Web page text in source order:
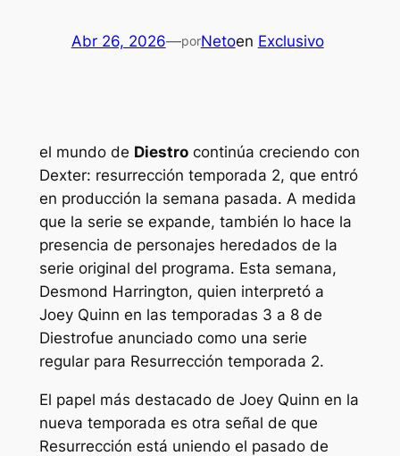
Abr 26, 2026—porNetoen Exclusivo
el mundo de Diestrocontinúa creciendo con
Dexter: resurrección temporada 2, que entró
en producción la semana pasada. A medida
que la serie se expande, también lo hace la
presencia de personajes heredados de la
serie original del programa. Esta semana,
Desmond Harrington, quien interpretó a
Joey Quinn en las temporadas 3 a 8 de
Diestrofue anunciado como una serie
regular para Resurrección temporada 2.
El papel más destacado de Joey Quinn en la
nueva temporada es otra señal de que
Resurrección está uniendo el pasado de